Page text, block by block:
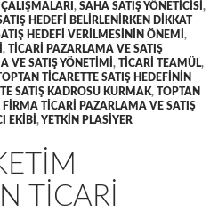
, SAHA SATIŞ YÖNETICISI ,
HEDEFI BELIRLENIRKEN DIKKAT
HEDEFI VERILMESININ ÖNEMI ,
, TICARI PAZARLAMA VE SATIŞ
VE SATIŞ YÖNETIMI , TICARI TEAMÜL,
TICARETTE SATIŞ HEDEFININ
SATIŞ KADROSU KURMAK, TOPTAN
FIRMA TICARI PAZARLAMA VE SATIŞ
EKIBI ,YETKIN PLASIYER
TICARI